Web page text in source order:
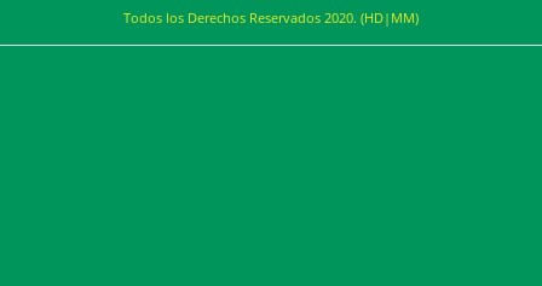
Todos los Derechos Reservados 2020. (HD|MM)